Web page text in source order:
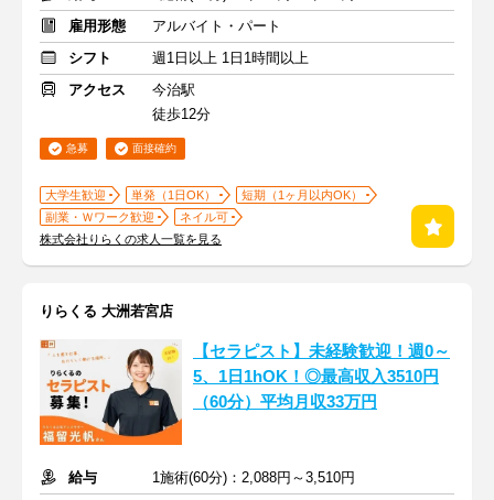
雇用形態
アルバイト・パート
シフト
週1日以上 1日1時間以上
アクセス
今治駅
徒歩12分
急募 面接確約
大学生歓迎 単発（1日OK）
短期（1ヶ月以内OK）
副業・Ｗワーク歓迎
ネイル可
株式会社りらくの求人一覧を見る
りらくる 大洲若宮店
【セラピスト】未経験歓迎！週0～
5、1日1hOK！◎最高収入3510円
（60分）平均月収33万円
給与
1施術(60分)：2,088円～3,510円